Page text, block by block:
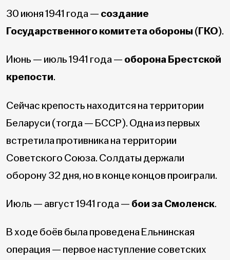
30 июня 1941 года — создание
Государственного комитета обороны (ГКО).
Июнь — июль 1941 года — оборона Брестской
крепости.
Сейчас крепость находится на территории
Беларуси (тогда — БССР). Одна из первых
встретила противника на территории
Советского Союза. Солдаты держали
оборону 32 дня, но в конце концов проиграли.
Июль — август 1941 года — бои за Смоленск.
В ходе боёв была проведена Ельнинская
операция — первое наступление советских